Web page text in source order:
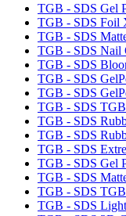
TGB - SDS Gel
TGB - SDS Foil
TGB - SDS
TGB - SDS Nail
TGB - SDS
TGB - SDS
TGB - SDS
TGB - SDS
TGB - SDS
TGB - SDS
TGB - SDS
TGB - SDS Gel
TGB - SDS
TGB - SDS
TGB - SDS